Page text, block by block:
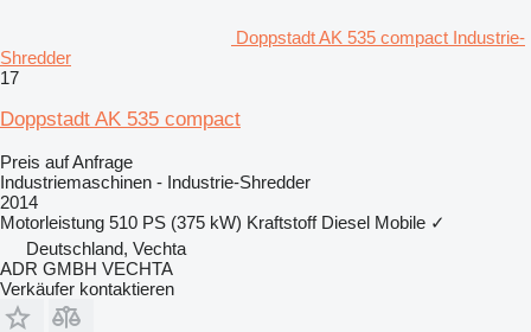
Doppstadt AK 535 compact Industrie-
Shredder
17
Doppstadt AK 535 compact
Preis auf Anfrage
Industriemaschinen - Industrie-Shredder
2014
Motorleistung 510 PS (375 kW) Kraftstoff Diesel Mobile ✓
Deutschland, Vechta
ADR GMBH VECHTA
Verkäufer kontaktieren